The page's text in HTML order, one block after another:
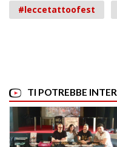
#leccetattoofest
TI POTREBBE